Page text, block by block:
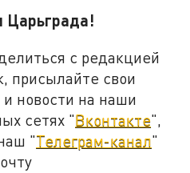
Царьграда!
с редакцией
присылайте свои
новости на наши
сетях "Вконтакте",
"Телеграм-канал"